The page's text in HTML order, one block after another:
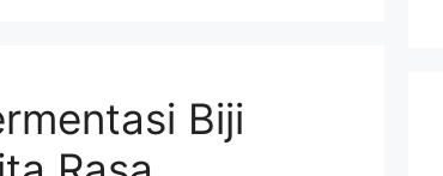
Biji